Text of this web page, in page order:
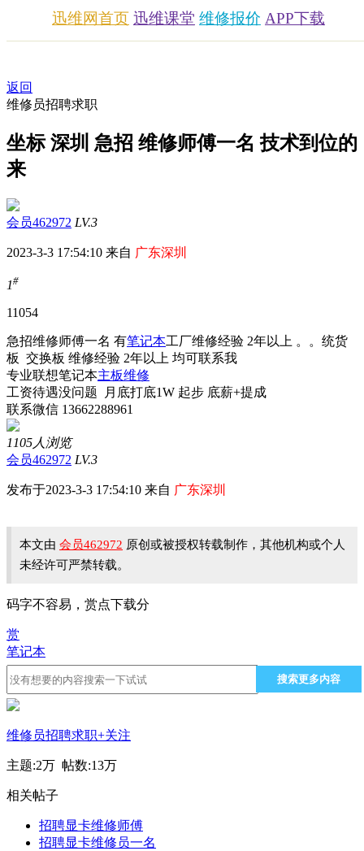
迅维网首页 迅维课堂 维修报价 APP下载
返回
维修员招聘求职
坐标 深圳 急招 维修师傅一名 技术到位的
来
会员462972 LV.3
2023-3-3 17:54:10 来自 广东深圳
1#
11054
急招维修师傅一名 有笔记本工厂维修经验 2年以上 。。统货
板 交换板 维修经验 2年以上 均可联系我
专业联想笔记本主板维修
工资待遇没问题 月底打底1W 起步 底薪+提成
联系微信 13662288961
1105人浏览
会员462972 LV.3
发布于2023-3-3 17:54:10 来自 广东深圳
本文由 会员462972 原创或被授权转载制作，其他机构或个人
未经许可严禁转载。
码字不容易，赏点下载分
赏
笔记本
搜索更多内容
维修员招聘求职+关注
主题:2万 帖数:13万
相关帖子
招聘显卡维修师傅
招聘显卡维修员一名